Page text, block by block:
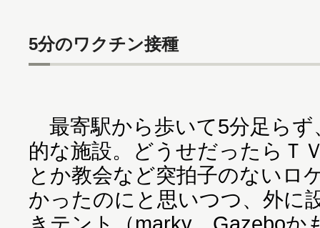
5分のワクチン接種
最寄駅から歩いて5分足らず
的な施設。どうせだったらＴ
とか教会など突拍子のないロ
かったのにと思いつつ、外に